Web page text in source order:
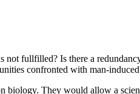
fullfilled? Is there a
confronted with man-induced
biology. They would allow a